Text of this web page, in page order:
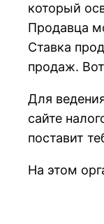
который
Продавца
Ставка
продаж.
Для
сайте
поставит
На этом